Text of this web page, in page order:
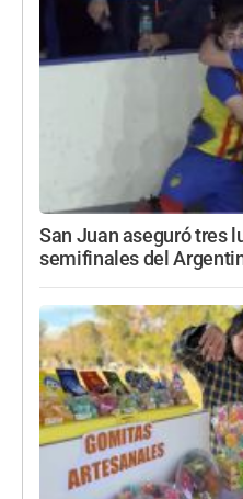
San Juan aseguró tres
semifinales del